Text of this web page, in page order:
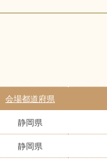
会場都道府県
静岡県
静岡県